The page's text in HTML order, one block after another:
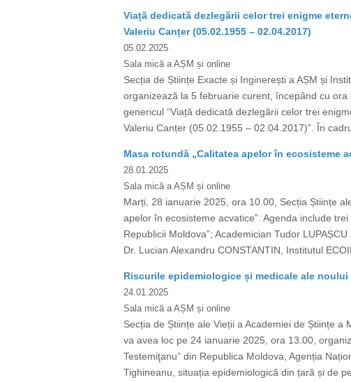
Viață dedicată dezlegării celor trei enigme
Valeriu Canțer (05.02.1955 – 02.04.2017)
05.02.2025
Sala mică a AȘM și online
Secția de Științe Exacte și Inginerești a AȘM și
organizează la 5 februarie curent, începând cu
genericul “Viață dedicată dezlegării celor trei
Valeriu Canțer (05.02.1955 – 02.04.2017)”. În
Masa rotundă „Calitatea apelor în ecosisteme
28.01.2025
Sala mică a AȘM și online
Marți, 28 ianuarie 2025, ora 10.00, Secția Științe
apelor în ecosisteme acvatice”. Agenda include
Republicii Moldova”; Academician Tudor
Dr. Lucian Alexandru CONSTANTIN, Institutul
Riscurile epidemiologice și medicale ale
24.01.2025
Sala mică a AȘM și online
Secția de Științe ale Vieții a Academiei de Științe
va avea loc pe 24 ianuarie 2025, ora 13.00,
Testemiţanu” din Republica Moldova, Agenția
Tighineanu, situația epidemiologică din țară și de